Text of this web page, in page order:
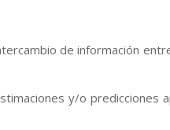
de información
y/o